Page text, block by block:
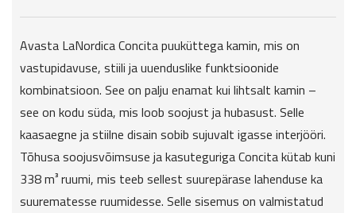
Avasta LaNordica Concita puuküttega kamin, mis on
vastupidavuse, stiili ja uuenduslike funktsioonide
kombinatsioon. See on palju enamat kui lihtsalt kamin –
see on kodu süda, mis loob soojust ja hubasust. Selle
kaasaegne ja stiilne disain sobib sujuvalt igasse interjööri.
Tõhusa soojusvõimsuse ja kasuteguriga Concita kütab kuni
338 m³ ruumi, mis teeb sellest suurepärase lahenduse ka
suurematesse ruumidesse. Selle sisemus on valmistatud